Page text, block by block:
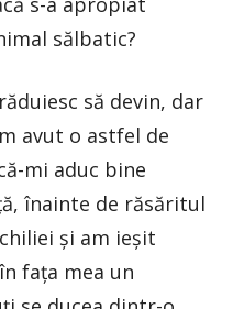
sălbatic?
să devin, dar
avut o astfel de
mi aduc bine
înainte de răsăritul
și am ieșit
fața mea un